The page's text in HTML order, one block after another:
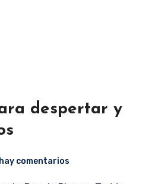
despertar y
comentarios